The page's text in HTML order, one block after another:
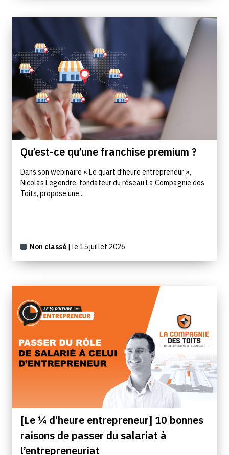
Qu’est-ce qu’une franchise premium ?
Dans son webinaire « Le quart d’heure entrepreneur »,
Nicolas Legendre, fondateur du réseau La Compagnie des
Toits, propose une...
Non classé | le 15 juillet 2026
[Le ¼ d’heure entrepreneur] 10 bonnes
raisons de passer du salariat à
l’entrepreneuriat